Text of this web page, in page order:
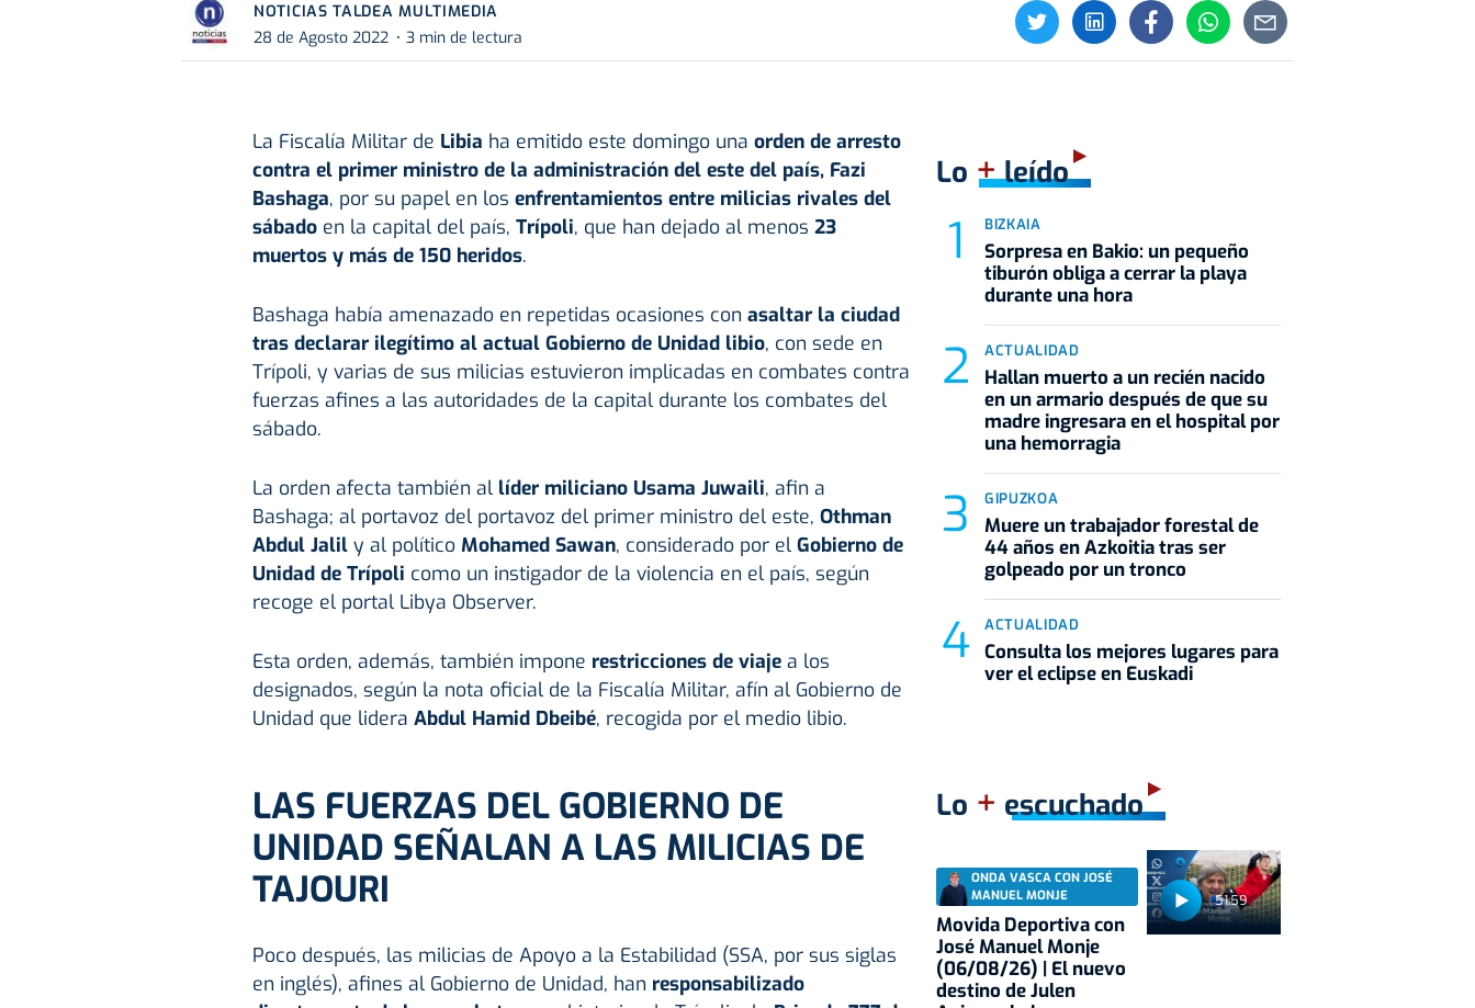
NOTICIAS TALDEA MULTIMEDIA
28 de Agosto 2022
3 min de lectura
La Fiscalía Militar de Libia ha emitido este domingo una orden de arresto
contra el primer ministro de la administración del este del país, Fazi
Bashaga, por su papel en los enfrentamientos entre milicias rivales del
sábadoen la capital del país, Trípoli, que han dejado al menos 23
muertos y más de 150 heridos.
Bashaga había amenazado en repetidas ocasiones con asaltar la ciudad
tras declarar ilegítimo al actual Gobierno de Unidad libio, con sede en
Trípoli, y varias de sus milicias estuvieron implicadas en combates contra
fuerzas afines a las autoridades de la capital durante los combates del
sábado.
La orden afecta también al líder miliciano Usama Juwaili, afin a
Bashaga; al portavoz del portavoz del primer ministro del este, Othman
Abdul Jalily al político Mohamed Sawan, considerado por el Gobierno de
Unidad de Trípoli como un instigador de la violencia en el país, según
recoge el portal Libya Observer.
Esta orden, además, también impone restricciones de viajea los
designados, según la nota oficial de la Fiscalía Militar, afín al Gobierno de
Unidad que lidera Abdul Hamid Dbeibé, recogida por el medio libio.
LAS FUERZAS DEL GOBIERNO DE
UNIDAD SEÑALAN A LAS MILICIAS DE
TAJOURI
Poco después, las milicias de Apoyo a la Estabilidad (SSA, por sus siglas
en inglés), afines al Gobierno de Unidad, han responsabilizado
Lo +leído
BIZKAIA
Sorpresa en Bakio: un pequeño
tiburón obliga a cerrar la playa
durante una hora
ACTUALIDAD
Hallan muerto a un recién nacido
en un armario después de que su
madre ingresara en el hospital por
una hemorragia
GIPUZKOA
Muere un trabajador forestal de
44 años en Azkoitia tras ser
golpeado por un tronco
ACTUALIDAD
Consulta los mejores lugares para
ver el eclipse en Euskadi
Lo + escuchado
51:59
ONDA VASCA CON JOSÉ
MANUEL MONJE
Movida Deportiva con
José Manuel Monje
(06/08/26) | El nuevo
destino de Julen